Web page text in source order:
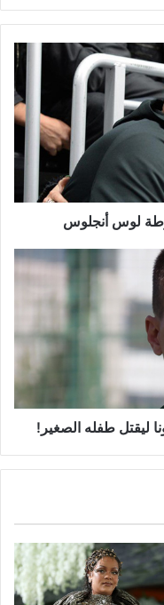
لوس أنجلوس
ليقتل طفله الصغير!